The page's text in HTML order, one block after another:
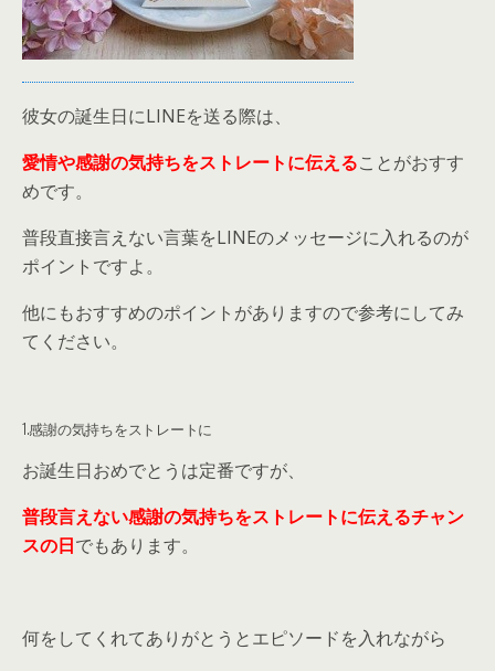
彼女の誕生日にLINEを送る際は、
愛情や感謝の気持ちをストレートに伝えることがおすす
めです。
普段直接言えない言葉をLINEのメッセージに入れるのが
ポイントですよ。
他にもおすすめのポイントがありますので参考にしてみ
てください。
1.感謝の気持ちをストレートに
お誕生日おめでとうは定番ですが、
普段言えない感謝の気持ちをストレートに伝えるチャン
スの日でもあります。
何をしてくれてありがとうとエピソードを入れながら